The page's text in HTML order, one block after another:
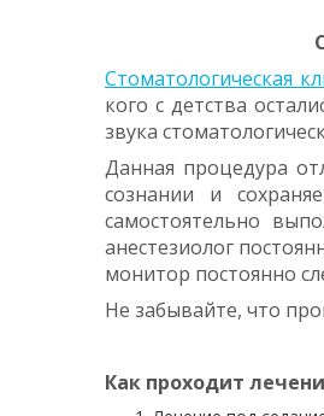
Стоматологическая
кого с детства
звука
Данная процедура
сознании и
самостоятельно
анестезиолог
монитор постоянно
Не забывайте, что
Как проходит